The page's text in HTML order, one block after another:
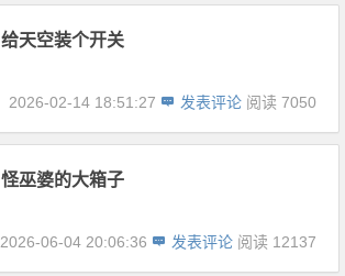
给天空装个开关
2026-02-14 18:51:27 发表评论 阅读 7050
怪巫婆的大箱子
2026-06-04 20:06:36 发表评论 阅读 12137